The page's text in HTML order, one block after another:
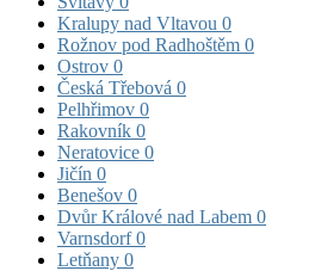
Kralupy nad Vltavou 0
Rožnov pod Radhoštěm 0
Ostrov 0
Česká Třebová 0
Pelhřimov 0
Rakovník 0
Neratovice 0
Jičín 0
Benešov 0
Dvůr Králové nad Labem 0
Varnsdorf0
Letňany 0